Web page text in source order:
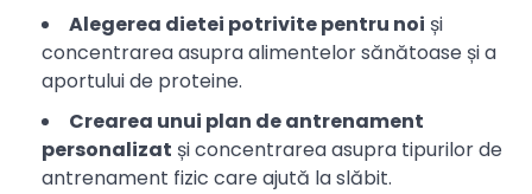
Alegerea dietei potrivite pentru noi și
concentrarea asupra alimentelor sănătoase și a
aportului de proteine.
Crearea unui plan de antrenament
personalizat și concentrarea asupra tipurilor de
antrenament fizic care ajută la slăbit.